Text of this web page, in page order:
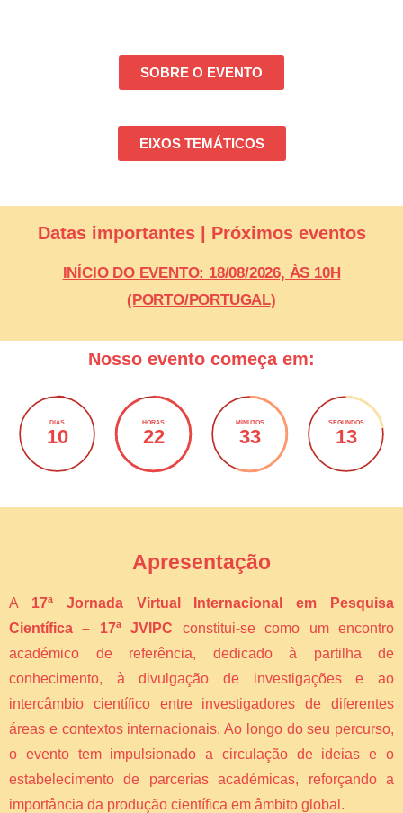
SOBRE O EVENTO
EIXOS TEMÁTICOS
Datas importantes | Próximos eventos
INÍCIO DO EVENTO: 18/08/2026, ÀS 10H
(PORTO/PORTUGAL)
Nosso evento começa em:
DIAS
10
HORAS
22
MINUTOS
33
SEGUNDOS
13
Apresentação
A 17ª Jornada Virtual Internacional em Pesquisa
Científica – 17ª JVIPC constitui-se como um encontro
académico de referência, dedicado à partilha de
conhecimento, à divulgação de investigações e ao
intercâmbio científico entre investigadores de diferentes
áreas e contextos internacionais. Ao longo do seu percurso,
o evento tem impulsionado a circulação de ideias e o
estabelecimento de parcerias académicas, reforçando a
importância da produção científica em âmbito global.